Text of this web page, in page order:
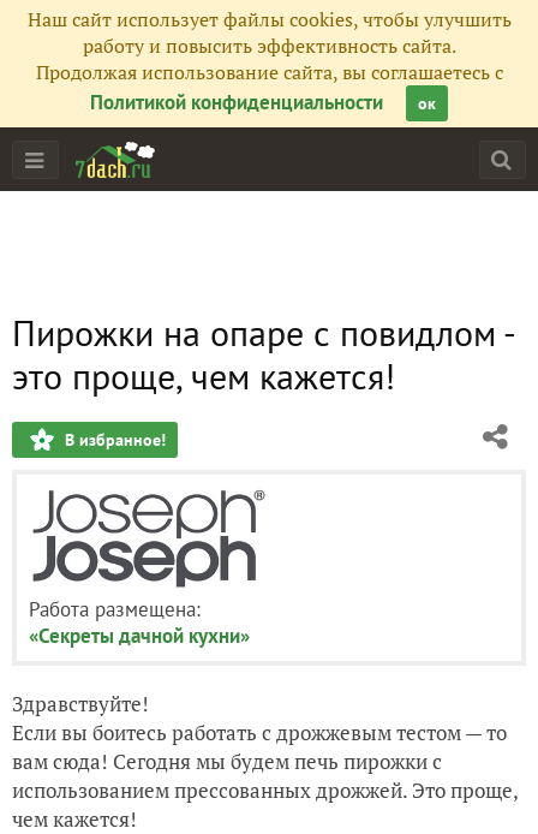
Наш сайт использует файлы cookies, чтобы улучшить
работу и повысить эффективность сайта.
Продолжая использование сайта, вы соглашаетесь с
Политикой конфиденциальности
ок
Пирожки на опаре с повидлом -
это проще, чем кажется!
В избранное!
Работа размещена:
«Секреты дачной кухни»
Здравствуйте!
Если вы боитесь работать с дрожжевым тестом — то
вам сюда! Сегодня мы будем печь пирожки с
использованием прессованных дрожжей. Это проще,
чем кажется!